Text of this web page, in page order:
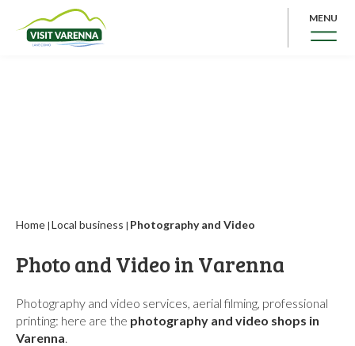
MENU
Home | Local business | Photography and Video
Photo and Video in Varenna
Photography and video services, aerial filming, professional
printing: here are the photography and video shops in
Varenna.